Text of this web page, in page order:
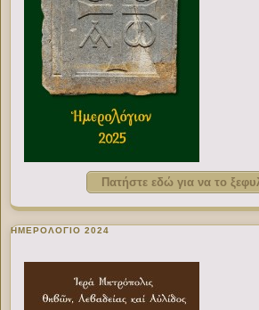
Πατήστε εδώ για να το
ΗΜΕΡΟΛΟΓΙΟ 2024